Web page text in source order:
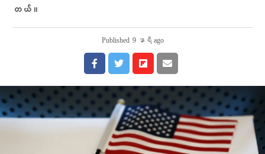
တယ်။
Published 9 နာရီ ago